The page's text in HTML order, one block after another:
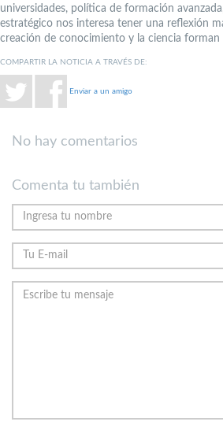
universidades, política de formación
estratégico nos interesa tener una reflexión
creación de conocimiento y la ciencia forman
COMPARTIR LA NOTICIA A TRAVÉS DE:
Enviar a un amigo
No hay comentarios
Comenta tu también